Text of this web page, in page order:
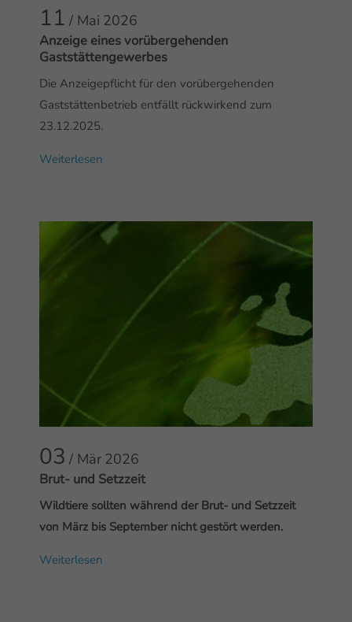
11 / Mai 2026
Anzeige eines vorübergehenden
Gaststättengewerbes
Die Anzeigepflicht für den vorübergehenden
Gaststättenbetrieb entfällt rückwirkend zum
23.12.2025.
Weiterlesen
03 / Mär 2026
Brut- und Setzzeit
Wildtiere sollten während der Brut- und Setzzeit
von März bis September nicht gestört werden.
Weiterlesen